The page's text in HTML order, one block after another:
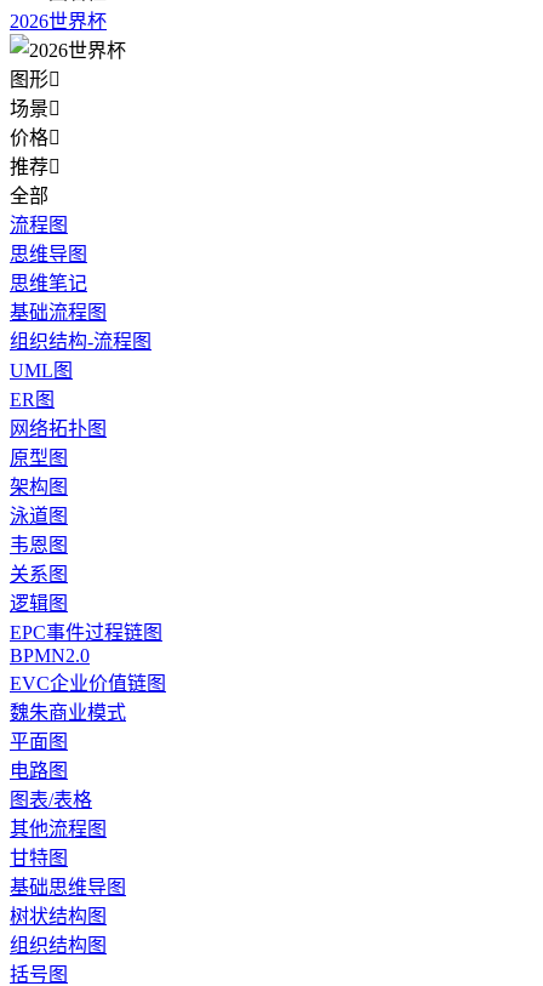
2026世界杯
图形
场景
价格
推荐
全部
流程图
思维导图
思维笔记
基础流程图
组织结构-流程图
UML图
ER图
网络拓扑图
原型图
架构图
泳道图
韦恩图
关系图
逻辑图
EPC事件过程链图
BPMN2.0
EVC企业价值链图
魏朱商业模式
平面图
电路图
图表/表格
其他流程图
甘特图
基础思维导图
树状结构图
组织结构图
括号图